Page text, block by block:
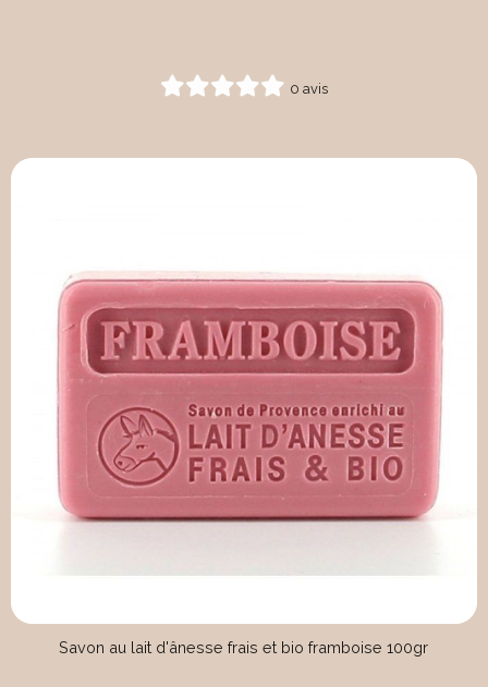
0 avis
Savon au lait d'ânesse frais et bio framboise 100gr